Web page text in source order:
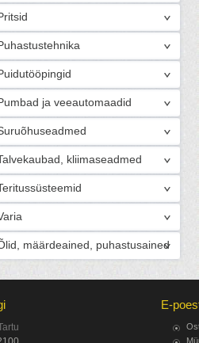
ja veeautomaadid
kliimaseadmed
määrdeained, puhastusained
E-